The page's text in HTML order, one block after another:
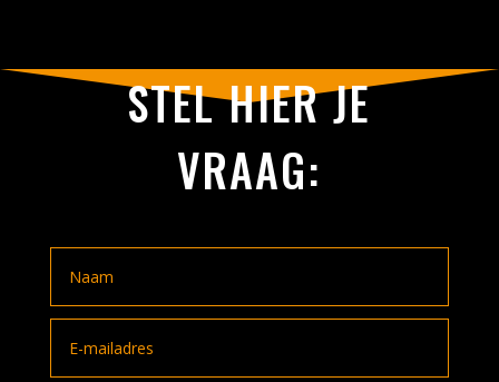
€79,99.€25,00.
STEL HIER JE
VRAAG: